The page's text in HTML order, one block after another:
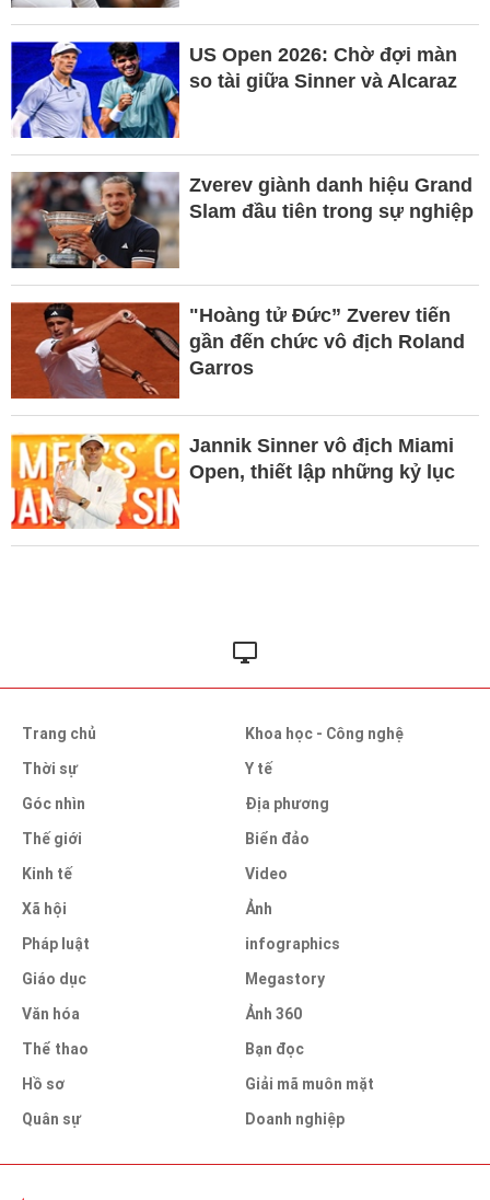
US Open 2026: Chờ đợi màn
so tài giữa Sinner và Alcaraz
Zverev giành danh hiệu Grand
Slam đầu tiên trong sự nghiệp
"Hoàng tử Đức” Zverev tiến
gần đến chức vô địch Roland
Garros
Jannik Sinner vô địch Miami
Open, thiết lập những kỷ lục
Trang chủ
Thời sự
Góc nhìn
Thế giới
Kinh tế
Xã hội
Pháp luật
Giáo dục
Văn hóa
Thể thao
Hồ sơ
Quân sự
Khoa học - Công nghệ
Y tế
Địa phương
Biển đảo
Video
Ảnh
infographics
Megastory
Ảnh 360
Bạn đọc
Giải mã muôn mặt
Doanh nghiệp